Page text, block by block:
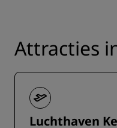
Attracties
Luchthaven